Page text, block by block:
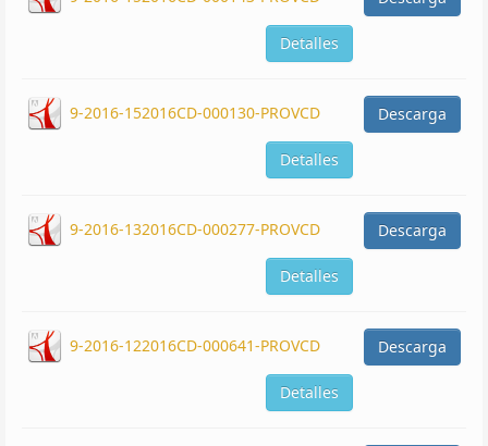
Detalles
9-2016-152016CD-000130-PROVCD Descarga
Detalles
9-2016-132016CD-000277-PROVCD Descarga
Detalles
9-2016-122016CD-000641-PROVCD Descarga
Detalles